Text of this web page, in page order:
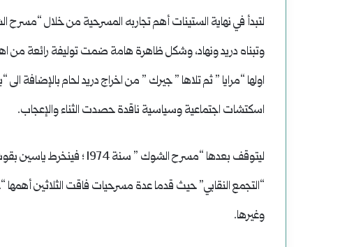
لتبدأ في نهاية الستينات أهم تجاربه المسرحية من خلال “مسرح
وتبناه دريد ونهاد، وشكل ظاهرة هامة ضمت توليفة رائعة من
اولها “مرايا ” ثم تلاها ” جيرك ” من اخراج دريد لحام بالإضافة
اسكتشات اجتماعية وسياسية ناقدة حصدت الثناء والإعجاب.
ليتوقف بعدها “مسرح الشوك
“التجمع النقابي” حيث قدما عدة مسرحيات فاقت الثلاثين
وغيرها.